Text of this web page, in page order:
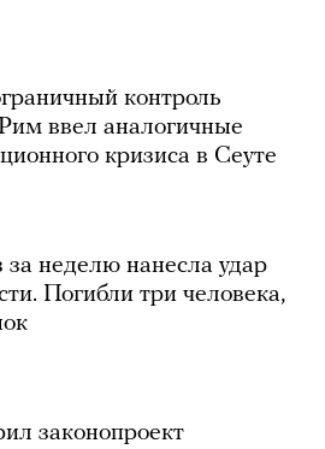
контроль
ввел аналогичные
кризиса в Сеуте
за неделю нанесла удар
Погибли три человека,
законопроект